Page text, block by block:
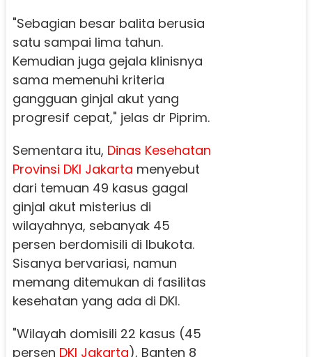
"Sebagian besar balita berusia
satu sampai lima tahun.
Kemudian juga gejala klinisnya
sama memenuhi kriteria
gangguan ginjal akut yang
progresif cepat," jelas dr Piprim.
Sementara itu, Dinas Kesehatan
Provinsi DKI Jakarta menyebut
dari temuan 49 kasus gagal
ginjal akut misterius di
wilayahnya, sebanyak 45
persen berdomisili di Ibukota.
Sisanya bervariasi, namun
memang ditemukan di fasilitas
kesehatan yang ada di DKI.
"Wilayah domisili 22 kasus (45
persen DKI Jakarta), Banten 8